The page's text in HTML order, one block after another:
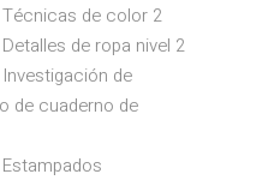
Técnicas de color 2
Detalles de ropa nivel 2
Investigación de
de cuaderno de
Estampados